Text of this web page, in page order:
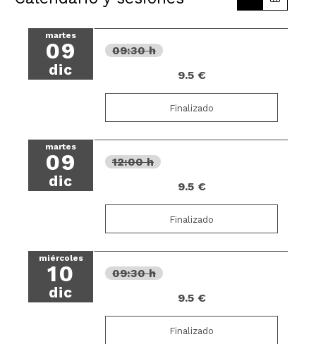
martes
09
dic
09:30 h
9.5 €
Finalizado
martes
09
dic
12:00 h
9.5 €
Finalizado
miércoles
10
dic
09:30 h
9.5 €
Finalizado